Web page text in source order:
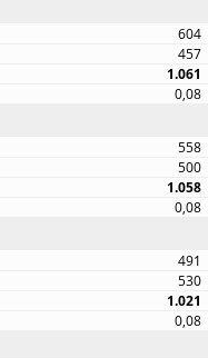
604
457
1.061
0,08
558
500
1.058
0,08
491
530
1.021
0,08